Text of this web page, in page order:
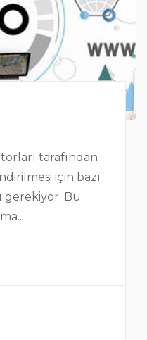
tarafından
için bazı
gerekiyor. Bu